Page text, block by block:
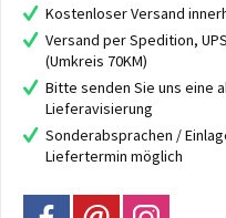
Kostenloser Versand
Versand per Spedition,
(Umkreis 70KM)
Bitte senden Sie uns eine
Lieferavisierung
Sonderabsprachen /
Liefertermin möglich